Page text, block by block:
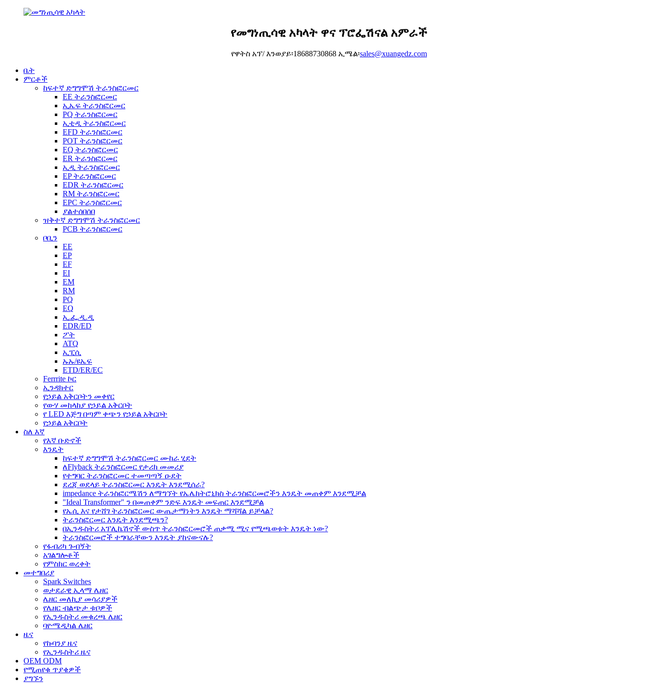
የመግነጢሳዊ አካላት ዋና ፕሮፌሽናል አምራች
የዋትስ አፕ/ እንወያይ፡18688730868 ኢሜል፡sales@xuangedz.com
ቤት
ምርቶች
ከፍተኛ ድግግሞሽ ትራንስፎርመር
EE ትራንስፎርመር
ኢኤፍ ትራንስፎርመር
PQ ትራንስፎርመር
ኢቲዲ ትራንስፎርመር
EFD ትራንስፎርመር
POT ትራንስፎርመር
EQ ትራንስፎርመር
ER ትራንስፎርመር
ኢዲ ትራንስፎርመር
EP ትራንስፎርመር
EDR ትራንስፎርመር
RM ትራንስፎርመር
EPC ትራንስፎርመር
ያልተሰበሰበ
ዝቅተኛ ድግግሞሽ ትራንስፎርመር
PCB ትራንስፎርመር
ቦቢን
EE
EP
EF
EI
EM
RM
PQ
EQ
ኢ.ፌ.ዲ.ዲ
EDR/ED
ፖት
ATQ
ኢፒሲ
ኡኡ/ዩኤፍ
ETD/ER/EC
Ferrrite ኮር
ኢንዳክተር
የኃይል አቅርቦትን መቀየር
የውሃ መከላከያ የኃይል አቅርቦት
የ LED እጅግ በጣም ቀጭን የኃይል አቅርቦት
የኃይል አቅርቦት
ስለ እኛ
የእኛ ቡድኖች
እንዴት
ከፍተኛ ድግግሞሽ ትራንስፎርመር ሙከራ ሂደት
ለFlyback ትራንስፎርመር የታሪክ መመሪያ
የተግባር ትራንስፎርመር ተመጣጣኝ ዑደት
ደረጃ ወደላይ ትራንስፎርመር እንዴት እንደሚሰራ?
impedance ትራንስፎርሜሽን ለማግኘት የኤሌክትሮኒክስ ትራንስፎርመሮችን እንዴት መጠቀም እንደሚቻል
"Ideal Transformer" ን በመጠቀም ንድፍ እንዴት መፍጠር እንደሚቻል
የኤሲ እና የታሸገ ትራንስፎርመር ውጤታማነትን እንዴት ማሻሻል ይቻላል?
ትራንስፎርመር እንዴት እንደሚጫን?
በኢንዱስትሪ አፕሊኬሽኖች ውስጥ ትራንስፎርመሮች ጠቃሚ ሚና የሚጫወቱት እንዴት ነው?
ትራንስፎርመሮች ተግባራቸውን እንዴት ያከናውናሉ?
የፋብሪካ ጉብኝት
አገልግሎቶች
የምስክር ወረቀት
መተግበሪያ
Spark Switches
ወታደራዊ ኢላማ ሌዘር
ሌዘር መለኪያ መሳሪያዎች
የሌዘር ብልጭታ ቱቦዎች
የኢንዱስትሪ መቁረጫ ሌዘር
ባዮሜዲካል ሌዘር
ዜና
የኩባንያ ዜና
የኢንዱስትሪ ዜና
OEM ODM
የሚጠየቁ ጥያቄዎች
ያግኙን